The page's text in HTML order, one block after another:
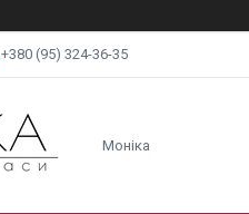
+380 (95) 324-36-35
Моніка